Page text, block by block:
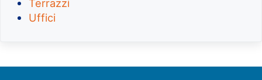
Terrazzi
Uffici